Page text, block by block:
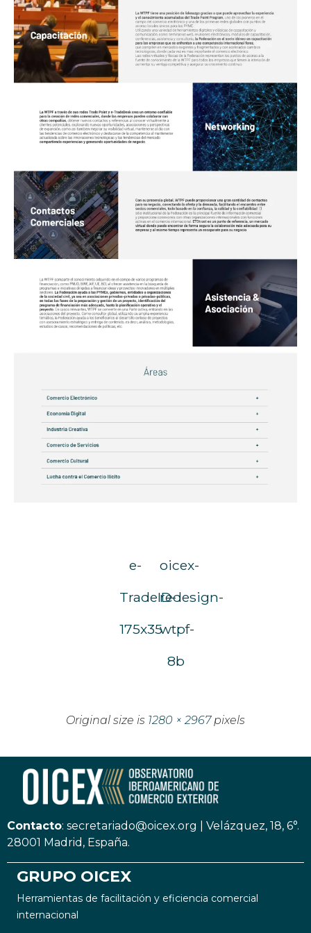
e-
TradeID-
175x35
oicex-
redesign-
wtpf-
8b
Original size is 1280 × 2967pixels
Contacto: secretariado@oicex.org
Velázquez, 18, 6°.
28001 Madrid, España.
GRUPO OICEX
Herramientas de facilitación y eficiencia comercial
internacional